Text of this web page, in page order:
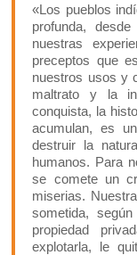
«Los pueblos
profunda,
nuestras
preceptos que
nuestros usos y
maltrato y la
conquista, la
acumulan, es
destruir la
humanos. Para
se comete un
miserias.
sometida,
propiedad
explotarla, le